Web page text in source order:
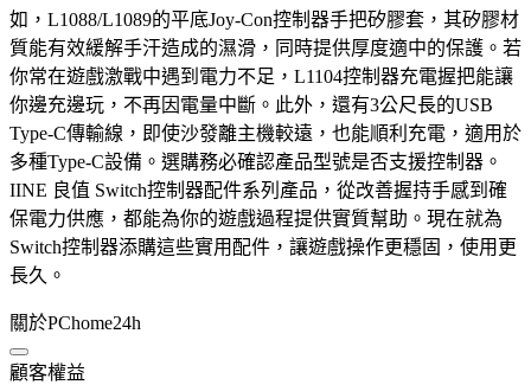
如，L1088/L1089的平底Joy-Con控制器手把矽膠套，其矽膠材
質能有效緩解手汗造成的濕滑，同時提供厚度適中的保護。若
你常在遊戲激戰中遇到電力不足，L1104控制器充電握把能讓
你邊充邊玩，不再因電量中斷。此外，還有3公尺長的USB
Type-C傳輸線，即使沙發離主機較遠，也能順利充電，適用於
多種Type-C設備。選購務必確認產品型號是否支援控制器。
IINE 良值 Switch控制器配件系列產品，從改善握持手感到確
保電力供應，都能為你的遊戲過程提供實質幫助。現在就為
Switch控制器添購這些實用配件，讓遊戲操作更穩固，使用更
長久。
關於PChome24h
顧客權益